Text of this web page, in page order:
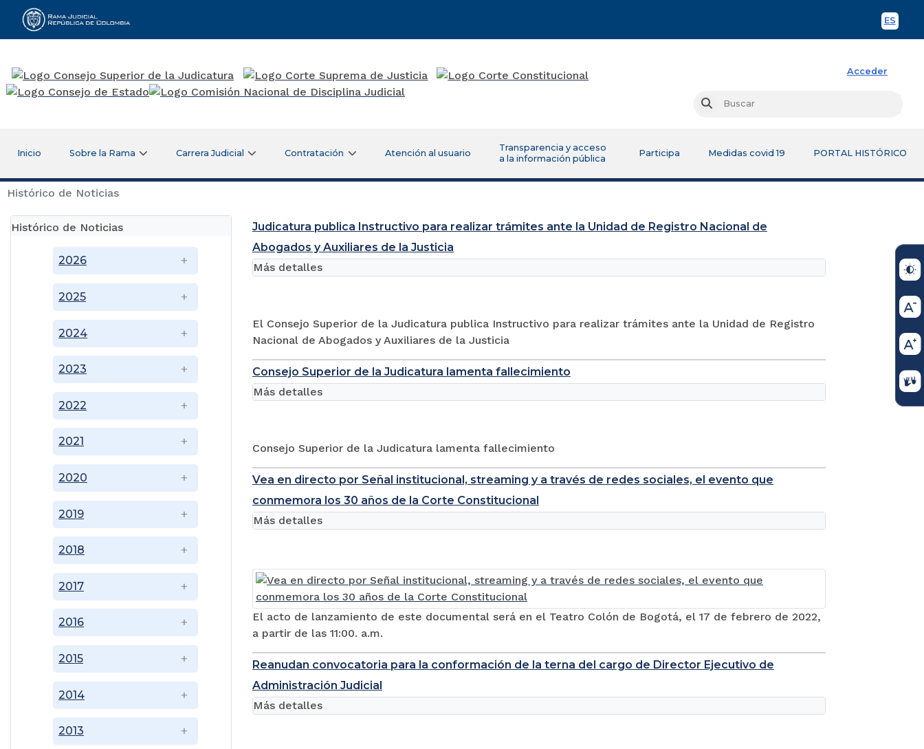
ES
Rama Judicial
Acceder
Buscar
Inicio Sobre la Rama Carrera Judicial Contratación Atención al usuario
Transparencia y acceso
a la información pública
Participa Medidas covid 19 PORTAL HISTÓRICO
Histórico de Noticias
Histórico de Noticias
2013
2014
2015
2016
2017
2018
2019
2020
2021
2022
2023
2024
2025
2026
Judicatura publica Instructivo para realizar trámites ante la Unidad de Registro Nacional de
Abogados y Auxiliares de la Justicia
El Consejo Superior de la Judicatura publica Instructivo para realizar trámites ante la Unidad de Registro
Nacional de Abogados y Auxiliares de la Justicia
Más detalles
Consejo Superior de la Judicatura lamenta fallecimiento
Consejo Superior de la Judicatura lamenta fallecimiento
Más detalles
Vea en directo por Señal institucional, streaming y a través de redes sociales, el evento que
conmemora los 30 años de la Corte Constitucional
El acto de lanzamiento de este documental será en el Teatro Colón de Bogotá, el 17 de febrero de 2022,
a partir de las 11:00. a.m.
Más detalles
Reanudan convocatoria para la conformación de la terna del cargo de Director Ejecutivo de
Administración Judicial
Más detalles